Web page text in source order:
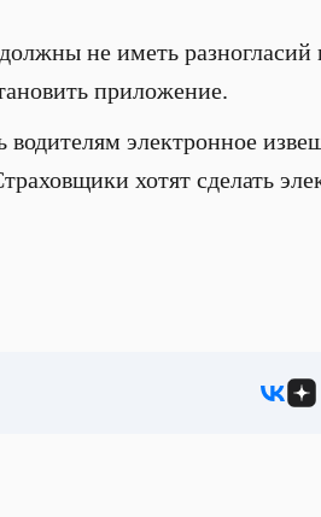
не иметь разногласий
приложение.
электронное
хотят сделать